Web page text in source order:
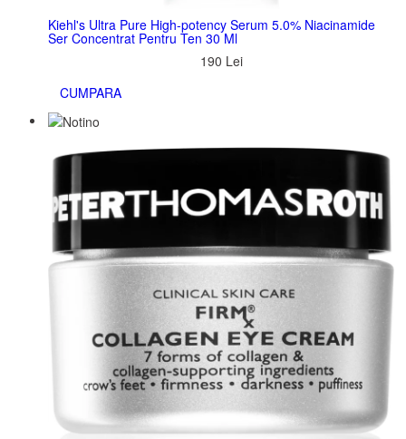
Kiehl's Ultra Pure High-potency Serum 5.0% Niacinamide
Ser Concentrat Pentru Ten 30 Ml
190 Lei
CUMPARA